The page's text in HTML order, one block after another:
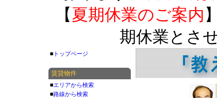
【 夏期休業のご案内
期休業とさ
■ トップページ
賃貸物件
■エリアから検索
■路線から検索